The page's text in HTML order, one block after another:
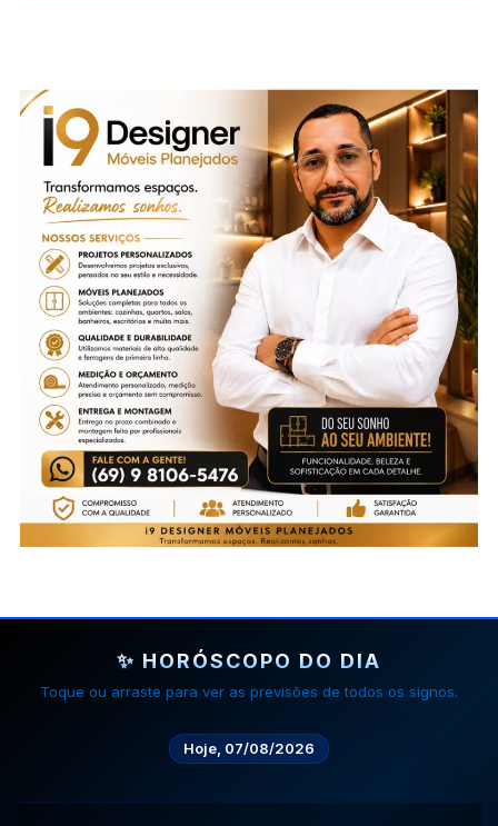
✨ HORÓSCOPO DO DIA
Toque ou arraste para ver as previsões de todos os signos.
Hoje, 07/08/2026